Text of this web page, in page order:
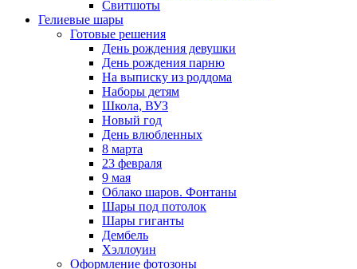
Свитшоты
Гелиевые шары
Готовые решения
День рождения девушки
День рождения парню
На выписку из роддома
Наборы детям
Школа, ВУЗ
Новый год
День влюбленных
8 марта
23 февраля
9 мая
Облако шаров. Фонтаны
Шары под потолок
Шары гиганты
Дембель
Хэллоуин
Оформление фотозоны